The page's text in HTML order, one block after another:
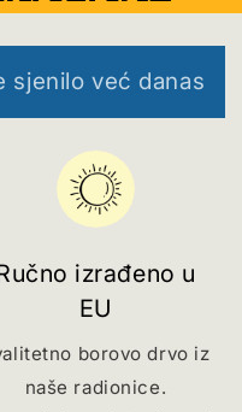
već danas
izrađeno u
EU
borovo drvo iz
naše radionice.